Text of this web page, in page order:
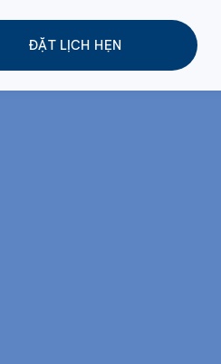
ĐẶT LỊCH HẸN